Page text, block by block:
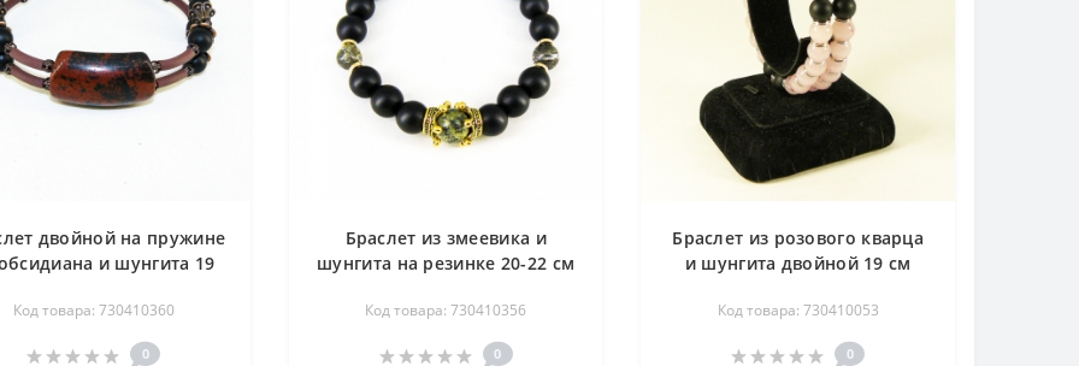
двойной на пружине
и шунгита 19
Код товара: 730410360
0
Браслет из змеевика и
шунгита на резинке 20-22 см
Код товара: 730410356
0
Браслет из розового кварца
и шунгита двойной 19 см
Код товара: 730410053
0